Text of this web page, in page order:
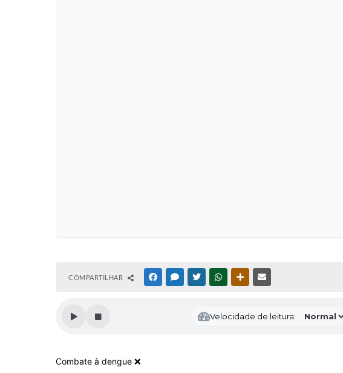
COMPARTILHAR FACEBOOKMESSENGER
TWITTERWHATSAPPOUTRAS MÍDIAS
Velocidade de leitura:
Combate à dengue ❌